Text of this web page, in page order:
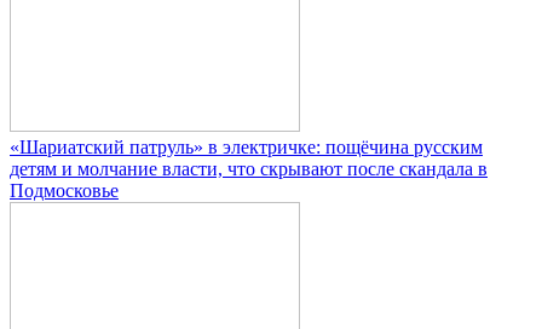
«Шариатский патруль» в электричке: пощёчина русским
детям и молчание власти, что скрывают после скандала в
Подмосковье